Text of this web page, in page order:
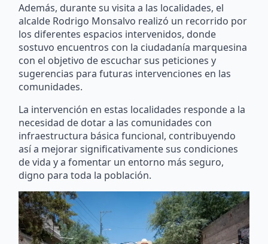
Además, durante su visita a las localidades, el
alcalde Rodrigo Monsalvo realizó un recorrido por
los diferentes espacios intervenidos, donde
sostuvo encuentros con la ciudadanía marquesina
con el objetivo de escuchar sus peticiones y
sugerencias para futuras intervenciones en las
comunidades.
La intervención en estas localidades responde a la
necesidad de dotar a las comunidades con
infraestructura básica funcional, contribuyendo
así a mejorar significativamente sus condiciones
de vida y a fomentar un entorno más seguro,
digno para toda la población.